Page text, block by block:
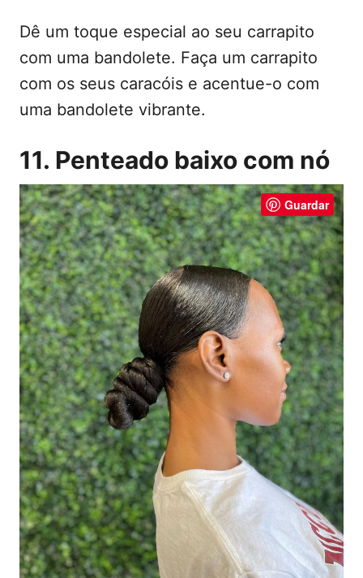
Dê um toque especial ao seu carrapito
com uma bandolete. Faça um carrapito
com os seus caracóis e acentue-o com
uma bandolete vibrante.
11. Penteado baixo com nó
Guardar